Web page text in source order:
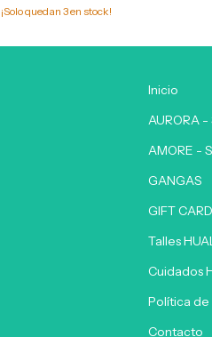
¡Solo quedan 3en stock!
Inicio
AURORA
AMORE -
GANGAS
GIFT CARD
Talles
Cuidados
Política de
Contacto